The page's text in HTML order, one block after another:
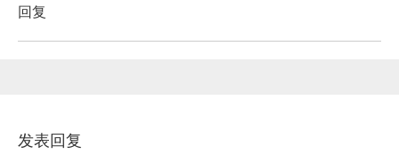
回复
发表回复